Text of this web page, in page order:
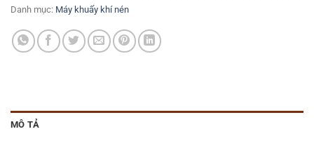
Danh mục: Máy khuấy khí nén
MÔ TẢ